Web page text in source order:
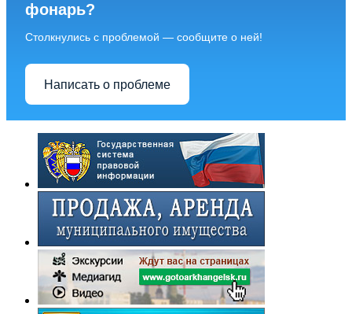
фонарь?
Столкнулись с проблемой — сообщите о ней!
Написать о проблеме